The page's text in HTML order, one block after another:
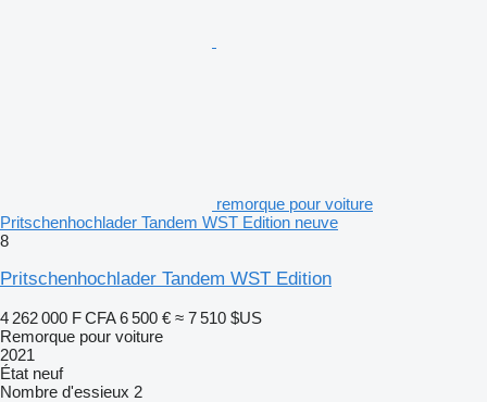
remorque pour voiture
Pritschenhochlader Tandem WST Edition neuve
8
Pritschenhochlader Tandem WST Edition
4 262 000 F CFA 6 500 € ≈ 7 510 $US
Remorque pour voiture
2021
État neuf
Nombre d'essieux 2